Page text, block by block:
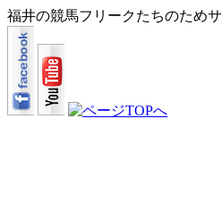
福井の競馬フリークたちのため